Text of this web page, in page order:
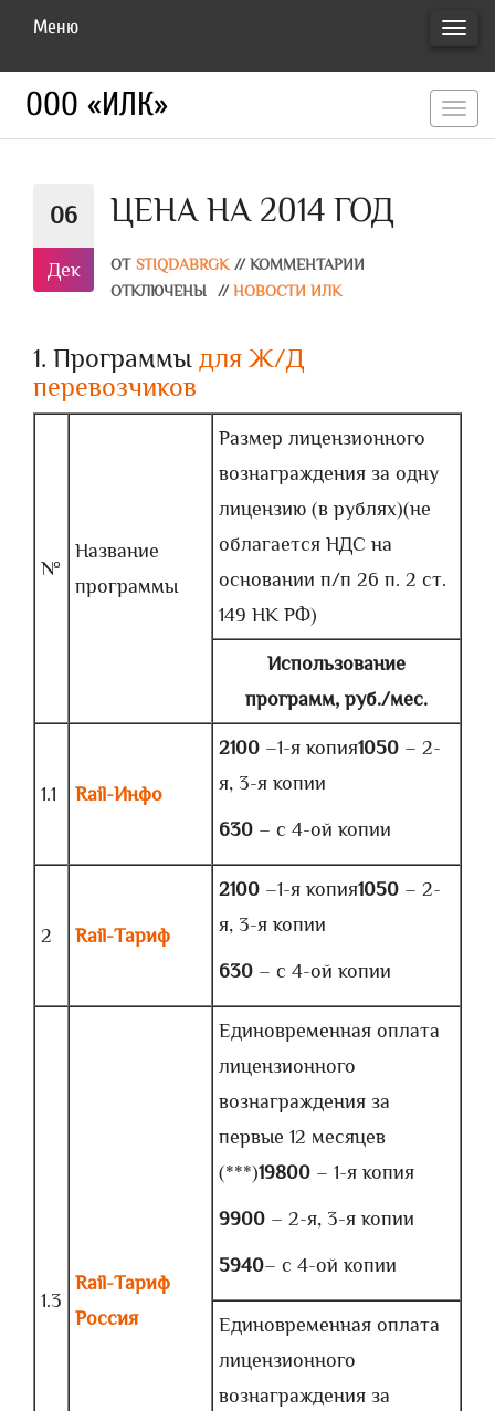
Меню
ООО «ИЛК»
06
Дек
ЦЕНА НА 2014 ГОД
ОТ STIQDABRGK // КОММЕНТАРИИ
ОТКЛЮЧЕНЫ
// НОВОСТИ ИЛК
1. Программы для Ж/Д
перевозчиков
№
Название
программы
Размер лицензионного
вознаграждения за одну
лицензию (в рублях)(не
облагается НДС на
основании п/п 26 п. 2 ст.
149 НК РФ)
Использование
программ, руб./мес.
1.1 Rail-Инфо
2100 –1-я копия1050 – 2-
я, 3-я копии
630 – с 4-ой копии
2 Rail-Тариф
2100 –1-я копия1050 – 2-
я, 3-я копии
630 – с 4-ой копии
1.3
Rail-Тариф
Россия
Единовременная оплата
лицензионного
вознаграждения за
первые 12 месяцев
(***)19800 – 1-я копия
9900 – 2-я, 3-я копии
5940– с 4-ой копии
Единовременная оплата
лицензионного
вознаграждения за